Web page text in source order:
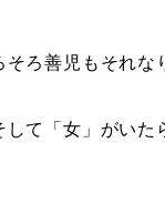
ろ善児もそれな
て「女」がいた